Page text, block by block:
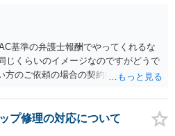
権者）だからです。 そうすると、ご
る過失傷害罪）も検察に送致される
ころです。 というのも、お子さんや
が、ご質問者様を処罰するためにわ
疑問があるためです。 どういう理由
えば信号無視など）が想定されます
なので、やはり確認した方が良いと思
基準の弁護士報酬でやってくれるな
じくらいのイメージなのですがどうで
方のご依頼の場合の契約内容などは各
期待するのは難しいのでしょうか。
しても無理とかやりたくないとかある
ようなことはないように思います。紛
プ修理の対応について